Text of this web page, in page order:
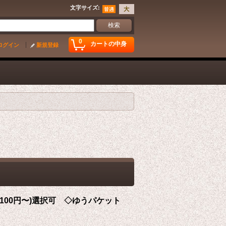
文字サイズ:
0 カートの中身
グイン 新規登録
円〜)選択可 ◇ゆうパケット